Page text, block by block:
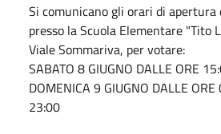
Si comunicano gli orari di apertura
presso la Scuola Elementare
Viale Sommariva, per votare:
SABATO 8 GIUGNO DALLE ORE
DOMENICA 9 GIUGNO DALLE
23:00